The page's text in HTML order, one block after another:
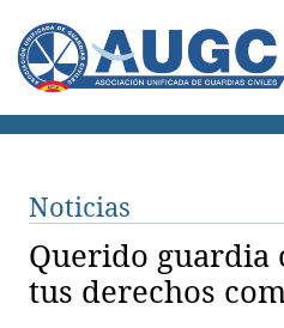
Noticias
Querido guardia
tus derechos